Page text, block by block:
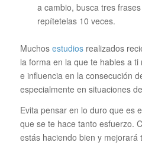
a cambio, busca tres
repítetelas 10 veces.
Muchos estudiosrealizados
la forma en la que te hables a
e influencia en la consecución
especialmente en situaciones
Evita pensar en lo duro que es
que se te hace tanto esfuerzo.
estás haciendo bien y mejorará